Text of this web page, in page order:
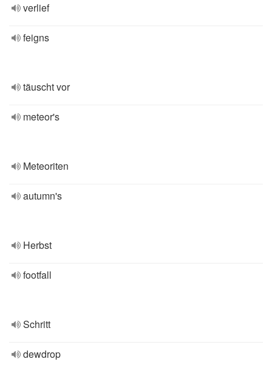
verlief
feigns
täuscht vor
meteor's
Meteoriten
autumn's
Herbst
footfall
Schritt
dewdrop